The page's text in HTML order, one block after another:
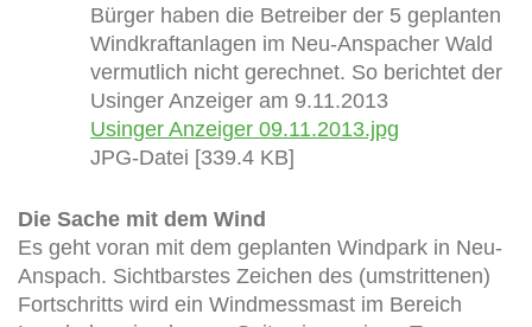
Bürger haben die Betreiber der 5 geplanten
Windkraftanlagen im Neu-Anspacher Wald
vermutlich nicht gerechnet. So berichtet der
Usinger Anzeiger am 9.11.2013
Usinger Anzeiger 09.11.2013.jpg
JPG-Datei [339.4 KB]
Die Sache mit dem Wind
Es geht voran mit dem geplanten Windpark in Neu-
Anspach. Sichtbarstes Zeichen des (umstrittenen)
Fortschritts wird ein Windmessmast im Bereich